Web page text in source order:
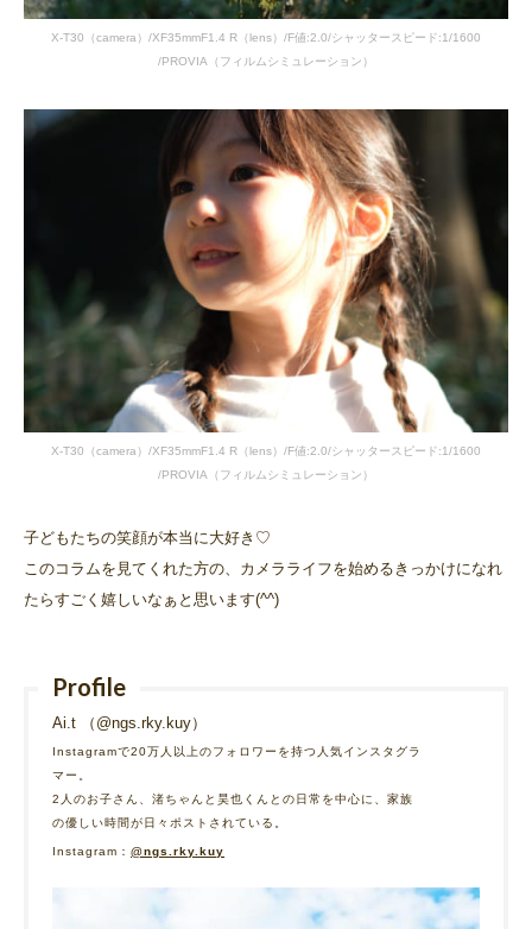
X-T30（camera）/XF35mmF1.4 R（lens）/F値:2.0/シャッタースピード:1/1600
/PROVIA（フィルムシミュレーション）
X-T30（camera）/XF35mmF1.4 R（lens）/F値:2.0/シャッタースピード:1/1600
/PROVIA（フィルムシミュレーション）
子どもたちの笑顔が本当に大好き♡
このコラムを見てくれた方の、カメラライフを始めるきっかけになれ
たらすごく嬉しいなぁと思います(^^)
Profile
Ai.t （@ngs.rky.kuy）
Instagramで20万人以上のフォロワーを持つ人気インスタグラ
マー。
2人のお子さん、渚ちゃんと昊也くんとの日常を中心に、家族
の優しい時間が日々ポストされている。
Instagram： @ngs.rky.kuy